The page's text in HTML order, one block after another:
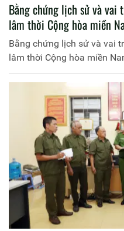
Bằng chứng lịch sử và vai
lâm thời Cộng hòa miền
Bằng chứng lịch sử và vai
lâm thời Cộng hòa miền